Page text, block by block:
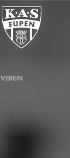
VEREIN